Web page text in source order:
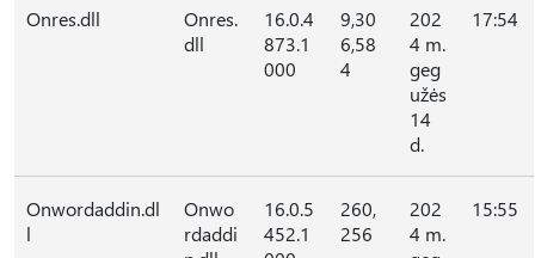
Onres.dll
Onres.
dll
16.0.4
873.1
000
9,30
6,58
4
202
4 m.
geg
užės
14
d.
17:54
Onwordaddin.dl
l
Onwo
rdaddi
16.0.5
452.1
260,
256
202
4 m.
15:55